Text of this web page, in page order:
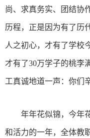
尚、求真务实、团结协
历程，正是因为有了历
人之初心，才有了学校
才有了30万学子的桃李
工真诚地道一声：你们
年年花似锦，今年
和活力的一年，全体教